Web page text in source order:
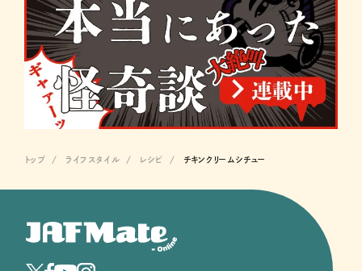
トップ ライフスタイル レシピ チキンクリームシチュー